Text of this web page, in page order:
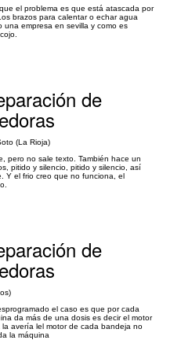
el problema es que está atascada por
brazos para calentar o echar agua
empresa en sevilla y como es
de
(La Rioja)
pero no sale texto. También hace un
pitido y silencio, pitido y silencio, así
Y el frio creo que no funciona, el
de
el caso es que por cada
da más de una dosis es decir el motor
avería lel motor de cada bandeja no
la máquina